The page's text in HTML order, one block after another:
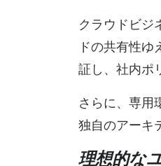
クラウドビジ
ドの共有性
証し、社内ポ
さらに、専用
独自のアーキ
理想的な